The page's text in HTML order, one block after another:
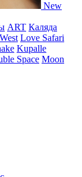
New
ART Каляда
Love Safari
Kupalle
Space Moon